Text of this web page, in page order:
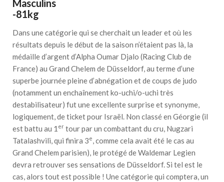
Masculins
-81kg
Dans une catégorie qui se cherchait un leader et où les
résultats depuis le début de la saison n’étaient pas là, la
médaille d’argent d’Alpha Oumar Djalo (Racing Club de
France) au Grand Chelem de Düsseldorf, au terme d’une
superbe journée pleine d’abnégation et de coups de judo
(notamment un enchaînement ko-uchi/o-uchi très
destabilisateur) fut une excellente surprise et synonyme,
logiquement, de ticket pour Israël. Non classé en Géorgie (il
est battu au 1 er tour par un combattant du cru, Nugzari
Tatalashvili, qui finira 3e, comme cela avait été le cas au
Grand Chelem parisien), le protégé de Waldemar Legien
devra retrouver ses sensations de Düsseldorf. Si tel est le
cas, alors tout est possible ! Une catégorie qui comptera, un